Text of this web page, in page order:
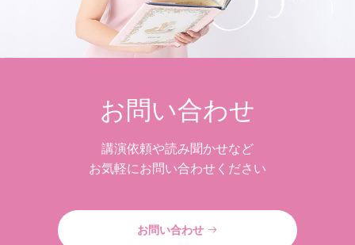
お問い合わせ
講演依頼や読み聞かせなど
お気軽にお問い合わせください
お問い合わせ